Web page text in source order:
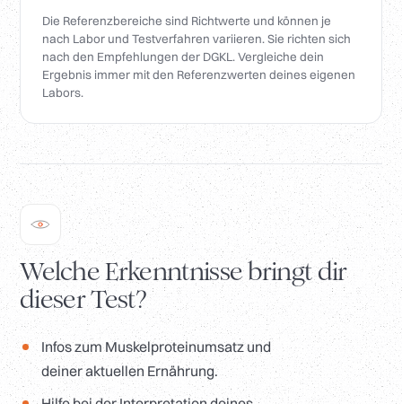
Die Referenzbereiche sind Richtwerte und können je
nach Labor und Testverfahren variieren. Sie richten sich
nach den Empfehlungen der DGKL. Vergleiche dein
Ergebnis immer mit den Referenzwerten deines eigenen
Labors.
Welche Erkenntnisse bringt dir
dieser Test?
Infos zum Muskelproteinumsatz und
deiner aktuellen Ernährung.